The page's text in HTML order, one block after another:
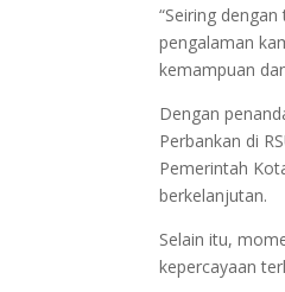
“Seiring
pengalaman
kemampuan
Dengan
Perbankan di
Pemerintah
berkelanjutan.
Selain itu,
kepercayaan